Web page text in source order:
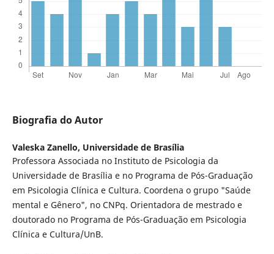
Biografia do Autor
Valeska Zanello, Universidade de Brasília
Professora Associada no Instituto de Psicologia da
Universidade de Brasília e no Programa de Pós-Graduação
em Psicologia Clínica e Cultura. Coordena o grupo "Saúde
mental e Gênero", no CNPq. Orientadora de mestrado e
doutorado no Programa de Pós-Graduação em Psicologia
Clínica e Cultura/UnB.